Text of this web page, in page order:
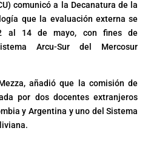
comunicó a la Decanatura de la
que la evaluación externa se
al 14 de mayo, con fines de
Arcu-Sur del Mercosur
añadió que la comisión de
por dos docentes extranjeros
y Argentina y uno del Sistema